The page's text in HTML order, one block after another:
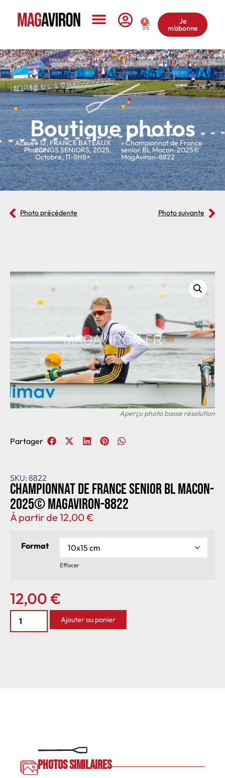
0 Je
m'abonne
Boutique photos
Accueil
»
Photos
»12,FRANCE BATEAUX
LONGS SENIORS,2025,
Octobre,11-SH8+
» Championnat de France
senior BL Macon-2025©
MagAviron-8822
Photo précédente Photo suivante
SKU: 8822
Championnat de France senior BL Macon-
2025© MagAviron-8822
À partir de 12,00€
Format
Effacer
12,00€
Ajouter au panier
Partager
Photos similaires